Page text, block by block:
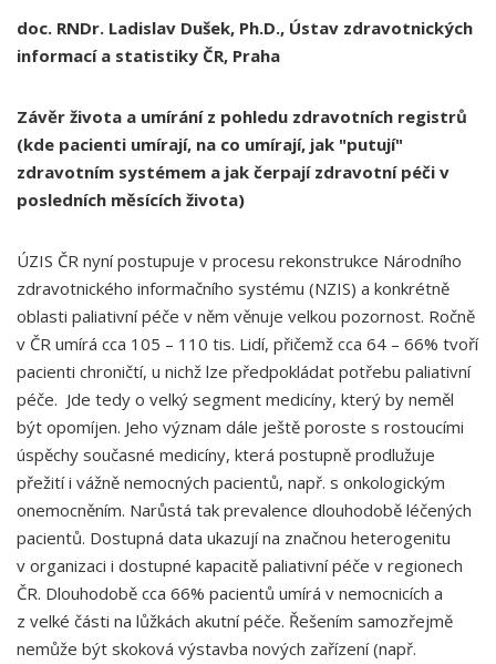
doc. RNDr. Ladislav Dušek, Ph.D., Ústav zdravotnických
informací a statistiky ČR, Praha
Závěr života a umírání z pohledu zdravotních registrů
(kde pacienti umírají, na co umírají, jak "putují"
zdravotním systémem a jak čerpají zdravotní péči v
posledních měsících života)
ÚZIS ČR nyní postupuje v procesu rekonstrukce Národního
zdravotnického informačního systému (NZIS) a konkrétně
oblasti paliativní péče v něm věnuje velkou pozornost. Ročně
v ČR umírá cca 105 – 110 tis. Lidí, přičemž cca 64 – 66% tvoří
pacienti chroničtí, u nichž lze předpokládat potřebu paliativní
péče. Jde tedy o velký segment medicíny, který by neměl
být opomíjen. Jeho význam dále ještě poroste s rostoucími
úspěchy současné medicíny, která postupně prodlužuje
přežití i vážně nemocných pacientů, např. s onkologickým
onemocněním. Narůstá tak prevalence dlouhodobě léčených
pacientů. Dostupná data ukazují na značnou heterogenitu
v organizaci i dostupné kapacitě paliativní péče v regionech
ČR. Dlouhodobě cca 66% pacientů umírá v nemocnicích a
z velké části na lůžkách akutní péče. Řešením samozřejmě
nemůže být skoková výstavba nových zařízení (např.